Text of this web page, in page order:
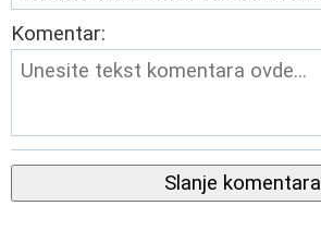
Komentar:
Slanje komentara